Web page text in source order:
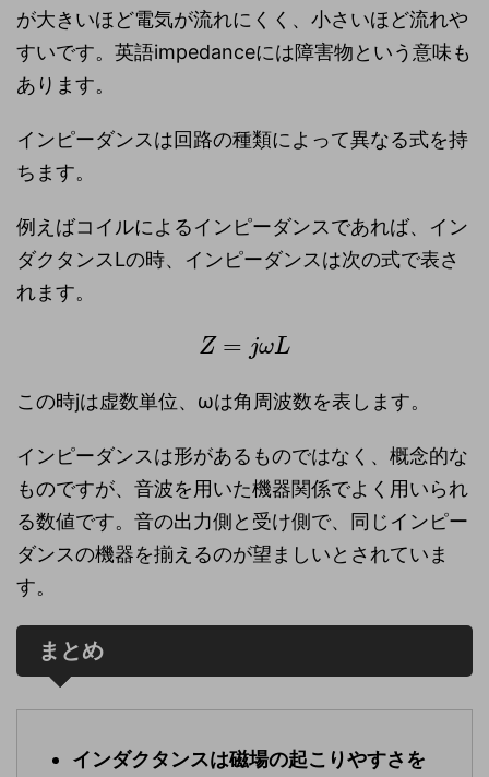
が大きいほど電気が流れにくく、小さいほど流れや
すいです。英語impedanceには障害物という意味も
あります。
インピーダンスは回路の種類によって異なる式を持
ちます。
例えばコイルによるインピーダンスであれば、イン
ダクタンスLの時、インピーダンスは次の式で表さ
れます。
Z = jωL
この時jは虚数単位、ωは角周波数を表します。
インピーダンスは形があるものではなく、概念的な
ものですが、音波を用いた機器関係でよく用いられ
る数値です。音の出力側と受け側で、同じインピー
ダンスの機器を揃えるのが望ましいとされていま
す。
まとめ
インダクタンスは磁場の起こりやすさを